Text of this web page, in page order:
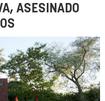
ASESINADO